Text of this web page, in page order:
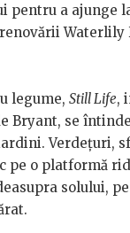
pentru a ajunge
Waterlily
legume, Still Life,
Bryant, se
Verdețuri,
pe o platformă
solului,